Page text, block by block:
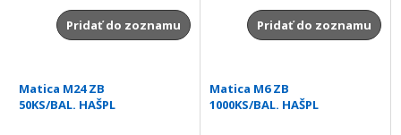
Pridať do zoznamu Pridať do zoznamu
Matica M24 ZB
50KS/BAL. HAŠPL
Matica M6 ZB
1000KS/BAL. HAŠPL